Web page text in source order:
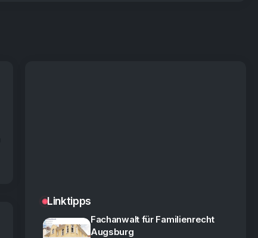
Linktipps
Fachanwalt für Familienrecht
Augsburg